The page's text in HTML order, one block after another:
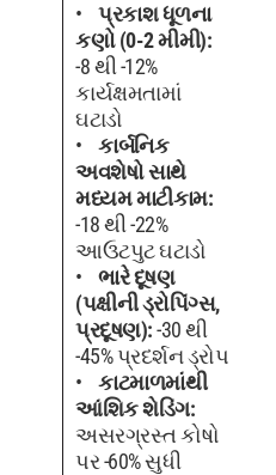
પ્રકાશ ધૂળના
કણો (0-2 મીમી):
-8 થી -12%
કાર્યક્ષમતામાં
ઘટાડો
કાર્બનિક
અવશેષો સાથે
મધ્યમ માટીકામ:
-18 થી -22%
આઉટપુટ ઘટાડો
ભારે દૂષણ
(પક્ષીની ડ્રોપિંગ્સ,
પ્રદૂષણ):-30 થી
-45% પ્રદર્શન ડ્રોપ
કાટમાળમાંથી
આંશિક શેડિંગ:
અસરગ્રસ્ત કોષો
પર -60% સુધી